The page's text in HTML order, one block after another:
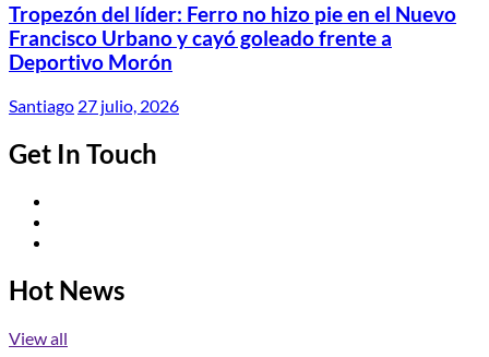
Tropezón del líder: Ferro no hizo pie en el Nuevo
Francisco Urbano y cayó goleado frente a
Deportivo Morón
Santiago 27 julio, 2026
Get In Touch
Hot News
View all